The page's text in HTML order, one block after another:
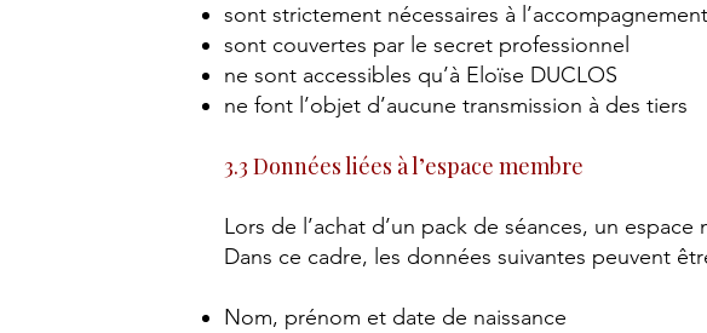
sont strictement nécessaires à l’accompagnement
sont couvertes par le secret professionnel
ne sont accessibles qu’à Eloïse DUCLOS
ne font l’objet d’aucune transmission à des tiers
3.3 Données liées à l’espace membre
Lors de l’achat d’un pack de séances, un
Dans ce cadre, les données suivantes peuvent
Nom, prénom et date de naissance